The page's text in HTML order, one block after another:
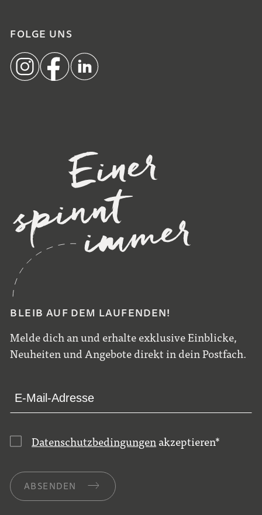
BLEIB AUF DEM LAUFENDEN!
Melde dich an und erhalte exklusive Einblicke,
Neuheiten und Angebote direkt in dein Postfach.
Datenschutzbedingungen akzeptieren*
ABSENDEN
FOLGE UNS